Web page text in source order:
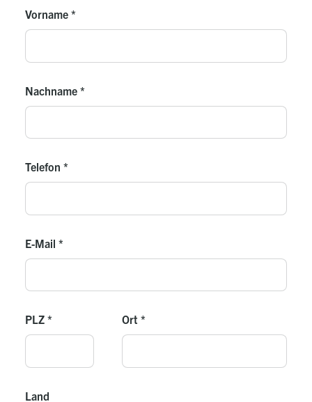
Vorname *
Nachname *
Telefon *
E-Mail *
PLZ * Ort *
Land